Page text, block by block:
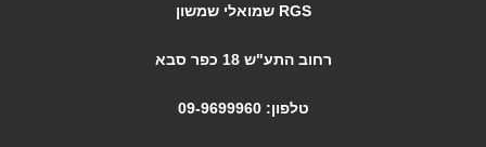
RGS שמואלי שמשון
רחוב התע"ש 18 כפר סבא
טלפון: 09-9699960